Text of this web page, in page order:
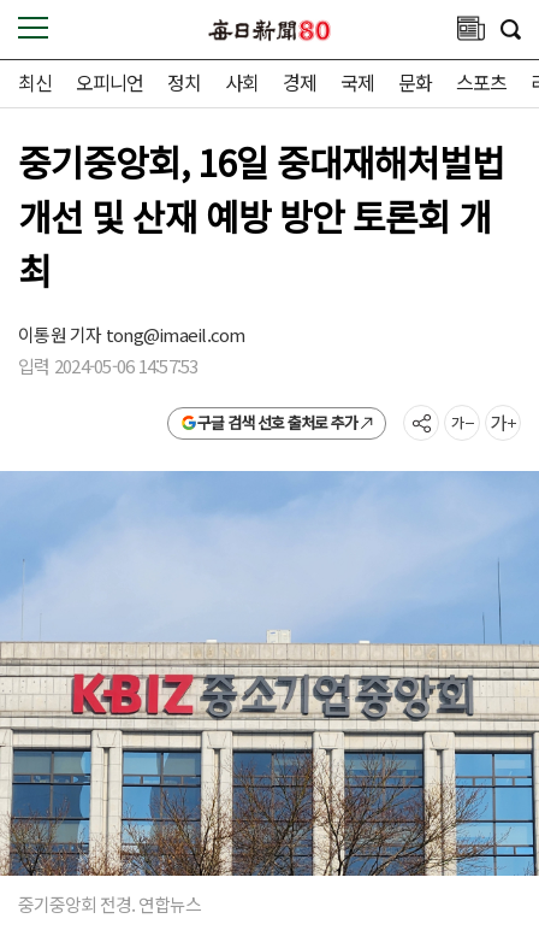
최신 오피니언 정치 사회 경제 국제 문화 스포츠
중기중앙회, 16일 중대재해처벌법
개선 및 산재 예방 방안 토론회 개
최
이통원 기자tong@imaeil.com
입력 2024-05-06 14:57:53
구글 검색 선호 출처로 추가
중기중앙회 전경. 연합뉴스